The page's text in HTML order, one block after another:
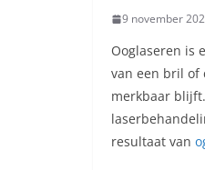
9 november
Ooglaseren is
van een bril of
merkbaar
resultaat van